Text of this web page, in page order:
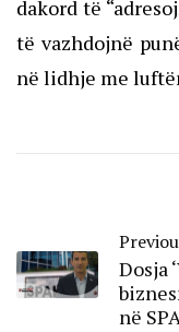
dakord të
të vazhdojnë
në lidhje me
Dosja
në